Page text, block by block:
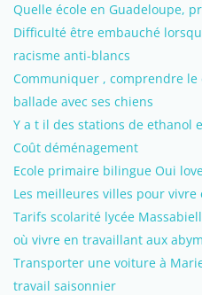
Quelle école en Guadeloupe,
Difficulté être embauché
racisme anti-blancs
Communiquer , comprendre le
ballade avec ses chiens
Y a t il des stations de ethanol
Coût déménagement
Ecole primaire bilingue Oui
Les meilleures villes pour vivre
Tarifs scolarité lycée
où vivre en travaillant aux
Transporter une voiture à
travail saisonnier